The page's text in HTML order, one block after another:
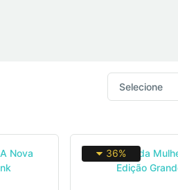
36%